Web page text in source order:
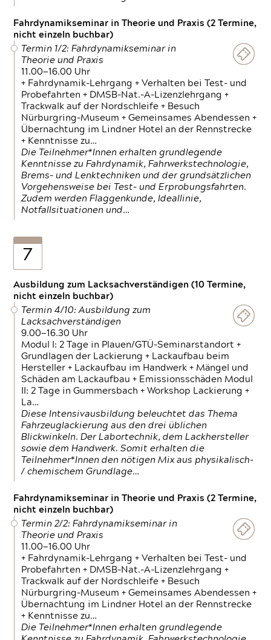
Fahrdynamikseminar in Theorie und Praxis (2 Termine,
nicht einzeln buchbar)
Termin 1/2: Fahrdynamikseminar in
Theorie und Praxis
11.00—16.00 Uhr
+ Fahrdynamik-Lehrgang + Verhalten bei Test- und
Probefahrten + DMSB-Nat.-A-Lizenzlehrgang +
Trackwalk auf der Nordschleife + Besuch
Nürburgring-Museum + Gemeinsames Abendessen +
Übernachtung im Lindner Hotel an der Rennstrecke
+ Kenntnisse zu…
Die Teilnehmer*Innen erhalten grundlegende
Kenntnisse zu Fahrdynamik, Fahrwerkstechnologie,
Brems- und Lenktechniken und der grundsätzlichen
Vorgehensweise bei Test- und Erprobungsfahrten.
Zudem werden Flaggenkunde, Ideallinie,
Notfallsituationen und…
7
Ausbildung zum Lacksachverständigen (10 Termine,
nicht einzeln buchbar)
Termin 4/10: Ausbildung zum
Lacksachverständigen
9.00—16.30 Uhr
Modul I: 2 Tage in Plauen/GTÜ-Seminarstandort +
Grundlagen der Lackierung + Lackaufbau beim
Hersteller + Lackaufbau im Handwerk + Mängel und
Schäden am Lackaufbau + Emissionsschäden Modul
II: 2 Tage in Gummersbach + Workshop Lackierung +
La…
Diese Intensivausbildung beleuchtet das Thema
Fahrzeuglackierung aus den drei üblichen
Blickwinkeln. Der Labortechnik, dem Lackhersteller
sowie dem Handwerk. Somit erhalten die
Teilnehmer*Innen den nötigen Mix aus physikalisch-
/ chemischem Grundlage…
Fahrdynamikseminar in Theorie und Praxis (2 Termine,
nicht einzeln buchbar)
Termin 2/2: Fahrdynamikseminar in
Theorie und Praxis
11.00—16.00 Uhr
+ Fahrdynamik-Lehrgang + Verhalten bei Test- und
Probefahrten + DMSB-Nat.-A-Lizenzlehrgang +
Trackwalk auf der Nordschleife + Besuch
Nürburgring-Museum + Gemeinsames Abendessen +
Übernachtung im Lindner Hotel an der Rennstrecke
+ Kenntnisse zu…
Die Teilnehmer*Innen erhalten grundlegende